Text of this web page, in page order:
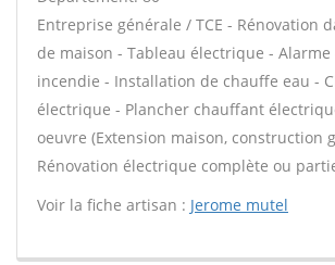
Entreprise générale / TCE - Rénovation
de maison - Tableau électrique - Alarme
incendie - Installation de chauffe eau -
électrique - Plancher chauffant
oeuvre (Extension maison, construction
Rénovation électrique complète ou
Voir la fiche artisan : Jerome mutel